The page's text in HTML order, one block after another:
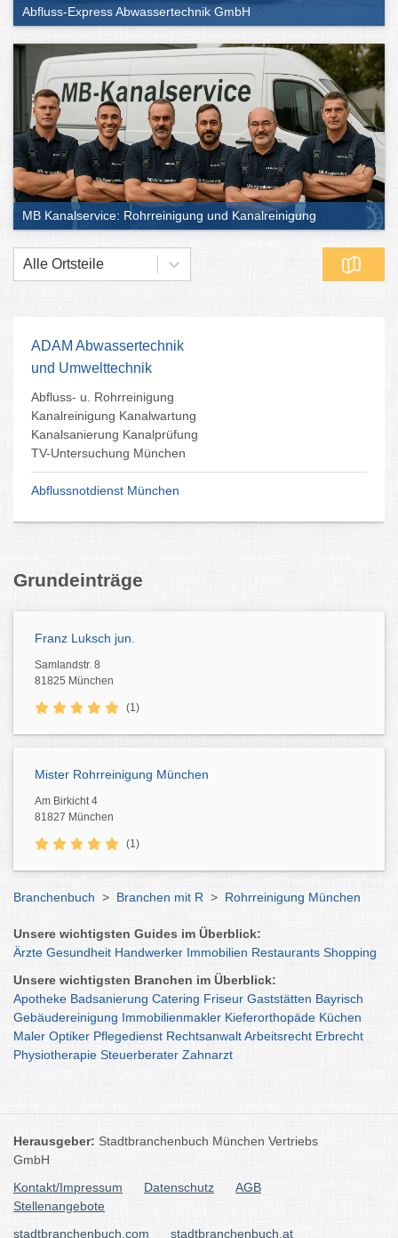
Abfluss-Express Abwassertechnik GmbH
MB Kanalservice: Rohrreinigung und Kanalreinigung
Alle Ortsteile
ADAM Abwassertechnik
und Umwelttechnik
Abfluss- u. Rohrreinigung
Kanalreinigung Kanalwartung
Kanalsanierung Kanalprüfung
TV-Untersuchung München
Abflussnotdienst München
Grundeinträge
Franz Luksch jun.
Samlandstr. 8
81825 München
(1)
Mister Rohrreinigung München
Am Birkicht 4
81827 München
(1)
Branchenbuch > Branchen mit R > Rohrreinigung München
Unsere wichtigsten Guides im Überblick:
Ärzte Gesundheit Handwerker Immobilien Restaurants Shopping
Unsere wichtigsten Branchen im Überblick:
Apotheke Badsanierung Catering Friseur Gaststätten Bayrisch
Gebäudereinigung Immobilienmakler Kieferorthopäde Küchen
Maler Optiker Pflegedienst RechtsanwaltArbeitsrecht Erbrecht
Physiotherapie Steuerberater Zahnarzt
Herausgeber: Stadtbranchenbuch München Vertriebs
GmbH
Kontakt/Impressum
Datenschutz
AGB
Stellenangebote
stadtbranchenbuch.com
stadtbranchenbuch.at